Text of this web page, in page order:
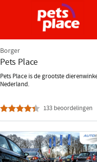
Borger
Pets Place
Pets Place is de grootste
Nederland.
133 beoordelingen